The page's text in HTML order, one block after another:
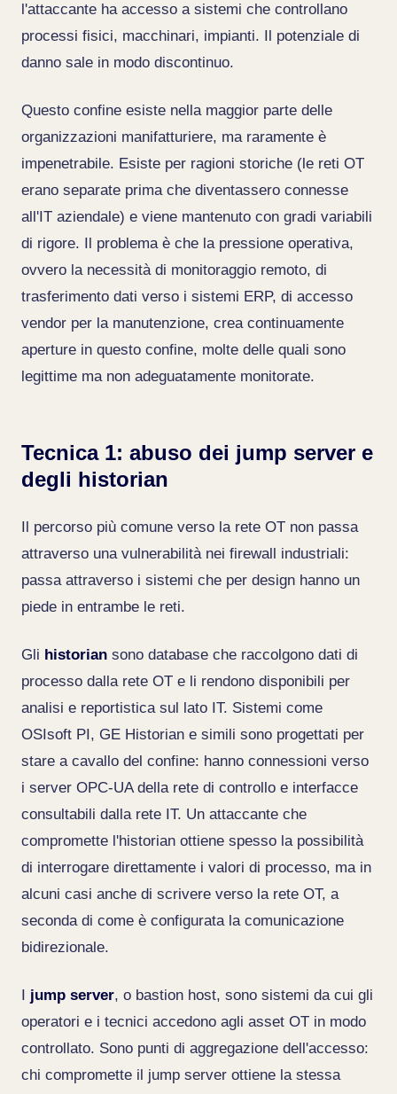
l'attaccante ha accesso a sistemi che controllano
processi fisici, macchinari, impianti. Il potenziale di
danno sale in modo discontinuo.
Questo confine esiste nella maggior parte delle
organizzazioni manifatturiere, ma raramente è
impenetrabile. Esiste per ragioni storiche (le reti OT
erano separate prima che diventassero connesse
all'IT aziendale) e viene mantenuto con gradi variabili
di rigore. Il problema è che la pressione operativa,
ovvero la necessità di monitoraggio remoto, di
trasferimento dati verso i sistemi ERP, di accesso
vendor per la manutenzione, crea continuamente
aperture in questo confine, molte delle quali sono
legittime ma non adeguatamente monitorate.
Tecnica 1: abuso dei jump server e
degli historian
Il percorso più comune verso la rete OT non passa
attraverso una vulnerabilità nei firewall industriali:
passa attraverso i sistemi che per design hanno un
piede in entrambe le reti.
Gli historian sono database che raccolgono dati di
processo dalla rete OT e li rendono disponibili per
analisi e reportistica sul lato IT. Sistemi come
OSIsoft PI, GE Historian e simili sono progettati per
stare a cavallo del confine: hanno connessioni verso
i server OPC-UA della rete di controllo e interfacce
consultabili dalla rete IT. Un attaccante che
compromette l'historian ottiene spesso la possibilità
di interrogare direttamente i valori di processo, ma in
alcuni casi anche di scrivere verso la rete OT, a
seconda di come è configurata la comunicazione
bidirezionale.
I jump server, o bastion host, sono sistemi da cui gli
operatori e i tecnici accedono agli asset OT in modo
controllato. Sono punti di aggregazione dell'accesso:
chi compromette il jump server ottiene la stessa